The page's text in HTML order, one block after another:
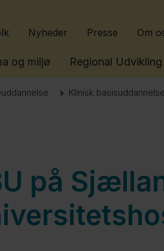
Nyheder Presse Om
og miljø Regional Udvikling
Klinisk
på